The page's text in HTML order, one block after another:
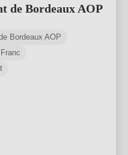
de Bordeaux AOP
Bordeaux AOP